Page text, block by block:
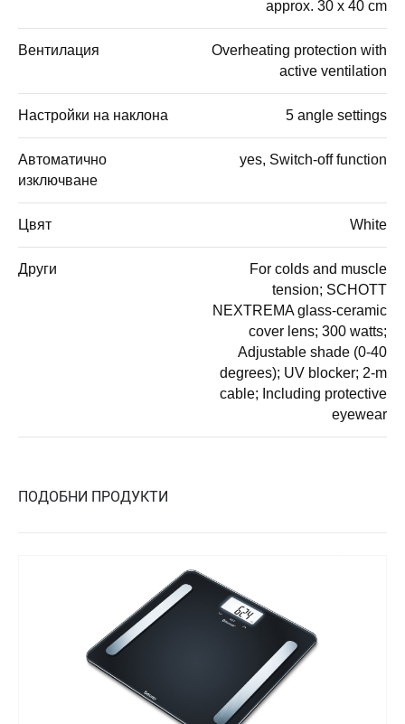
approx. 30 x 40 cm
Вентилация
Overheating protection with
active ventilation
Настройки на наклона 5 angle settings
Автоматично
изключване
yes, Switch-off function
Цвят White
Други
For colds and muscle
tension; SCHOTT
NEXTREMA glass-ceramic
cover lens; 300 watts;
Adjustable shade (0-40
degrees); UV blocker; 2-m
cable; Including protective
eyewear
ПОДОБНИ ПРОДУКТИ